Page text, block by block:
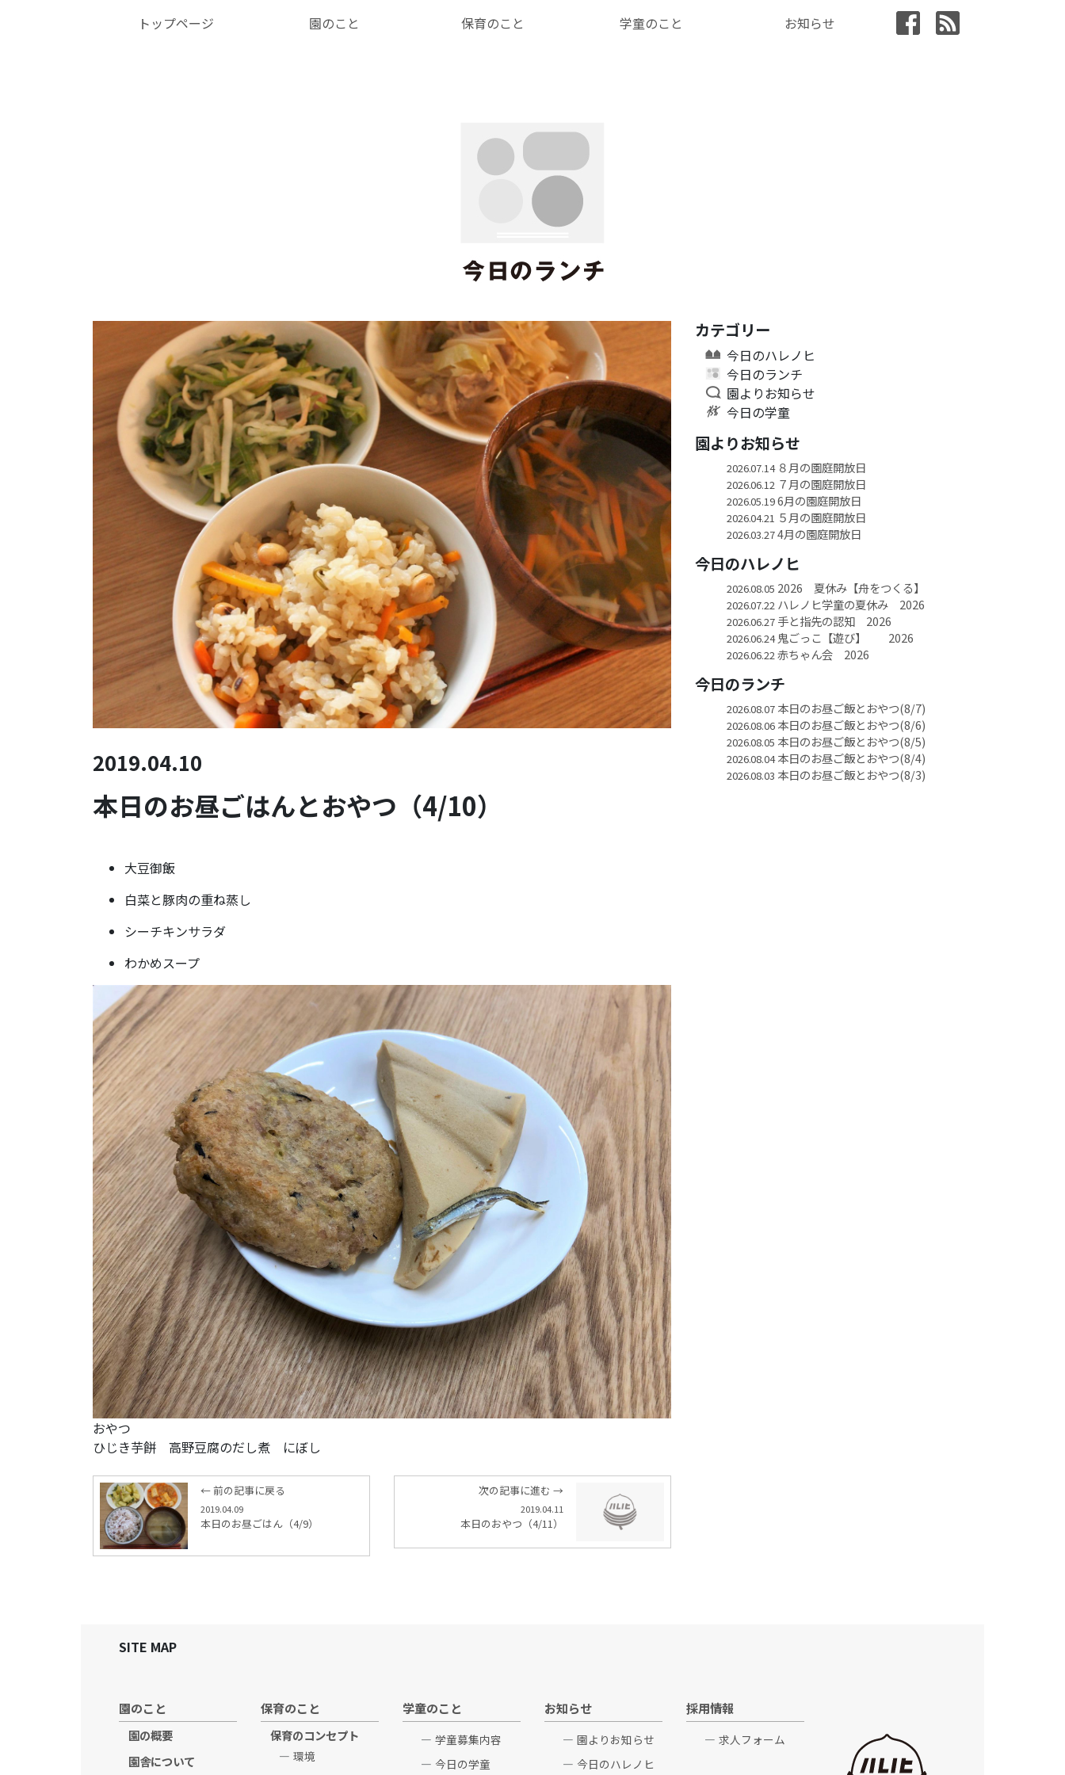
トップページ 園のこと 保育のこと 学童のこと お知らせ
2019.04.10
本日のお昼ごはんとおやつ（4/10）
大豆御飯
白菜と豚肉の重ね蒸し
シーチキンサラダ
わかめスープ
おやつ
ひじき芋餅 高野豆腐のだし煮 にぼし
← 前の記事に戻る
2019.04.09
本日のお昼ごはん（4/9）
次の記事に進む →
2019.04.11
本日のおやつ（4/11）
カテゴリー
今日のハレノヒ
今日のランチ
園よりお知らせ
今日の学童
園よりお知らせ
2026.07.14８月の園庭開放日
2026.06.12 ７月の園庭開放日
2026.05.196月の園庭開放日
2026.04.21 ５月の園庭開放日
2026.03.274月の園庭開放日
今日のハレノヒ
2026.08.05 2026 夏休み【舟をつくる】
2026.07.22 ハレノヒ学童の夏休み 2026
2026.06.27手と指先の認知 2026
2026.06.24鬼ごっこ【遊び】 2026
2026.06.22 赤ちゃん会 2026
今日のランチ
2026.08.07本日のお昼ご飯とおやつ(8/7)
2026.08.06本日のお昼ご飯とおやつ(8/6)
2026.08.05 本日のお昼ご飯とおやつ(8/5)
2026.08.04本日のお昼ご飯とおやつ(8/4)
2026.08.03 本日のお昼ご飯とおやつ(8/3)
SITE MAP
園のこと
園の概要
園舎について
保育のこと
保育のコンセプト
環境
学童のこと
学童募集内容
今日の学童
お知らせ
園よりお知らせ
今日のハレノヒ
採用情報
求人フォーム